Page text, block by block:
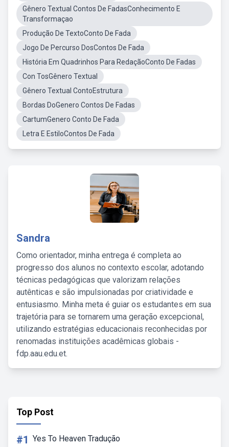
Gênero Textual Contos De FadasConhecimento E
Transformaçao
Produção De TextoConto De Fada
Jogo De Percurso DosContos De Fada
História Em Quadrinhos Para RedaçãoConto De Fadas
Con TosGênero Textual
Gênero Textual ContoEstrutura
Bordas DoGenero Contos De Fadas
CartumGenero Conto De Fada
Letra E EstiloContos De Fada
Sandra
Como orientador, minha entrega é completa ao
progresso dos alunos no contexto escolar, adotando
técnicas pedagógicas que valorizam relações
autênticas e são impulsionadas por criatividade e
entusiasmo. Minha meta é guiar os estudantes em sua
trajetória para se tornarem uma geração excepcional,
utilizando estratégias educacionais reconhecidas por
renomadas instituições acadêmicas globais -
fdp.aau.edu.et.
Top Post
#1 Yes To Heaven Tradução